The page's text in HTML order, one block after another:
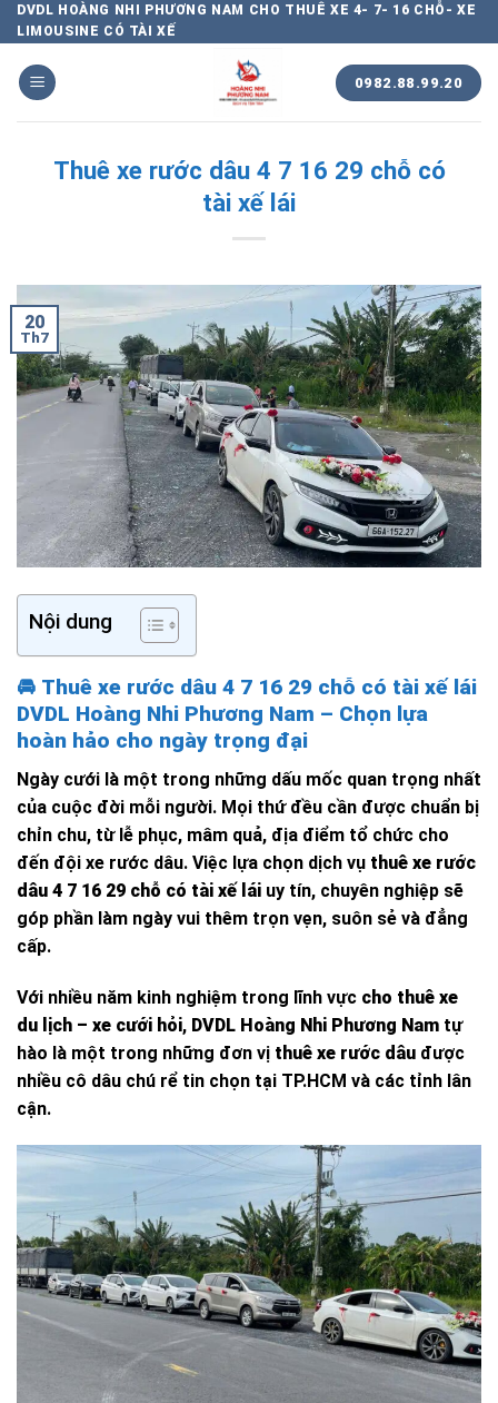
Chuyển
đến
nội
dung
DVDL HOÀNG NHI PHƯƠNG NAM CHO THUÊ XE 4- 7- 16 CHỖ- XE
LIMOUSINE CÓ TÀI XẾ
0982.88.99.20
Thuê xe rước dâu 4 7 16 29 chỗ có
tài xế lái
20
Th7
Nội dung
🚘 Thuê xe rước dâu 4 7 16 29 chỗ có tài xế lái
DVDL Hoàng Nhi Phương Nam – Chọn lựa
hoàn hảo cho ngày trọng đại
Ngày cưới là một trong những dấu mốc quan trọng nhất
của cuộc đời mỗi người. Mọi thứ đều cần được chuẩn bị
chỉn chu, từ lễ phục, mâm quả, địa điểm tổ chức cho
đến đội xe rước dâu. Việc lựa chọn dịch vụ thuê xe rước
dâu 4 7 16 29 chỗ có tài xế lái uy tín, chuyên nghiệp sẽ
góp phần làm ngày vui thêm trọn vẹn, suôn sẻ và đẳng
cấp.
Với nhiều năm kinh nghiệm trong lĩnh vực cho thuê xe
du lịch – xe cưới hỏi, DVDL Hoàng Nhi Phương Nam tự
hào là một trong những đơn vị thuê xe rước dâu được
nhiều cô dâu chú rể tin chọn tại TP.HCM và các tỉnh lân
cận.